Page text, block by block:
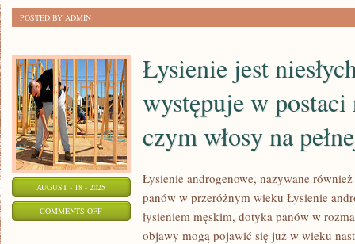
DLA
SWOJEGO
POSTED BY ADMIN
AUGUST - 18 - 2025
COMMENTS OFFON
Łysienie jest
występuje w
czym włosy na
Łysienie androgenowe, nazywane
panów w przeróżnym wieku Łysienie
łysieniem męskim, dotyka panów w
objawy mogą pojawić się już w wieku